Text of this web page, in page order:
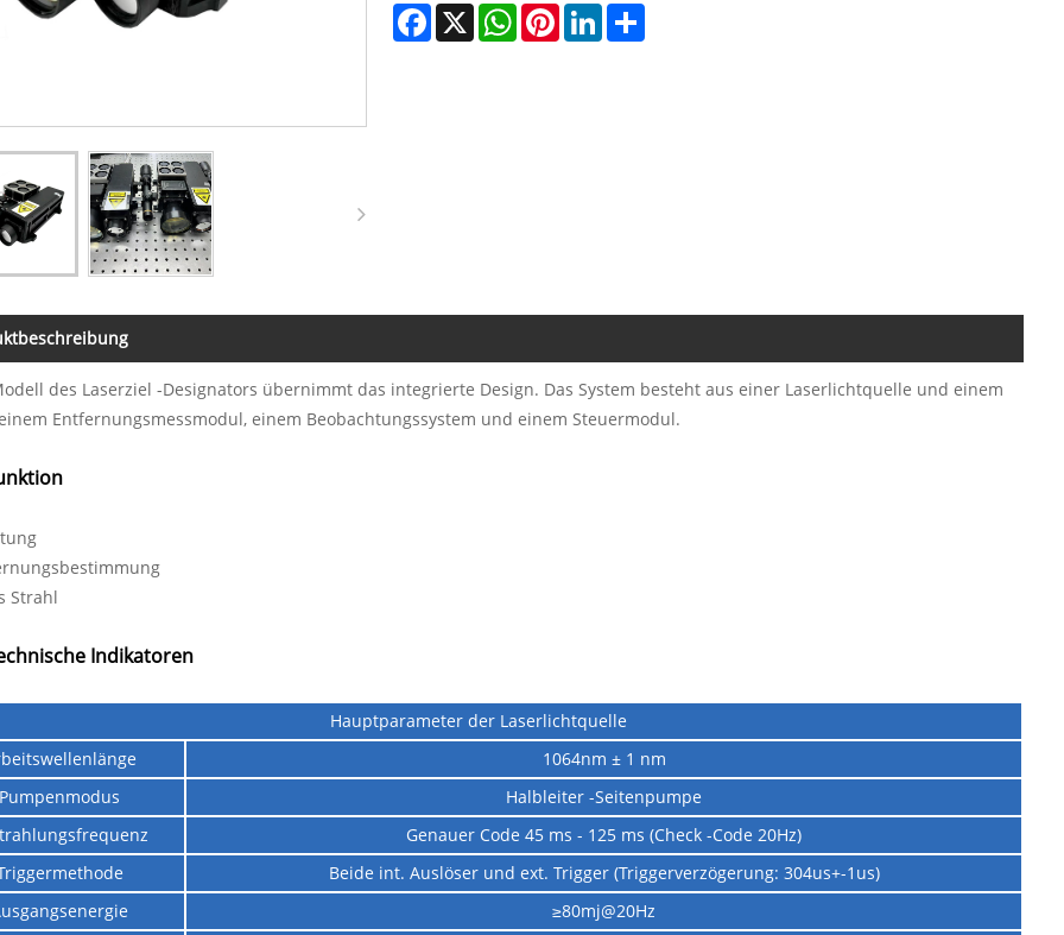
Facebook
X WhatsApp
PinterestLinkedIn
des Laserziel -Designators übernimmt das integrierte Design. Das System besteht aus einer Laserlichtquelle und einem
Entfernungsmessmodul, einem Beobachtungssystem und einem Steuermodul.
Strahl
Indikatoren
Hauptparameter der Laserlichtquelle
1064nm ± 1 nm
Pumpenmodus
Halbleiter -Seitenpumpe
Genauer Code 45 ms - 125 ms (Check -Code 20Hz)
Beide int. Auslöser und ext. Trigger (Triggerverzögerung: 304us+-1us)
≥80mj@20Hz